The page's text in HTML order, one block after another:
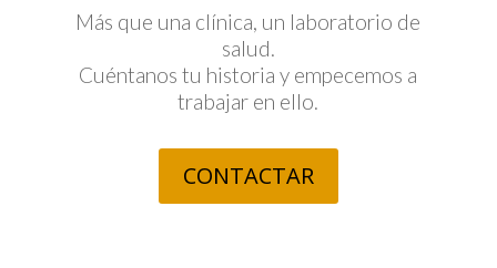
Más que una clínica, un laboratorio de
salud.
Cuéntanos tu historia y empecemos a
trabajar en ello.
CONTACTAR